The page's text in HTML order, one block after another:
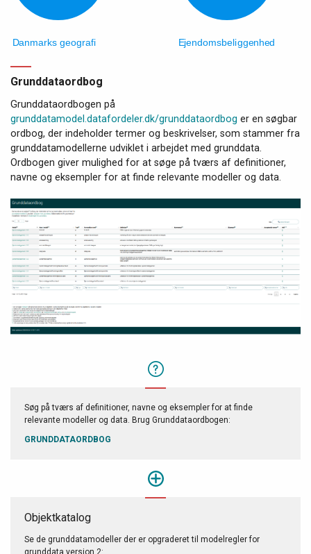
Grunddataordbog
Grunddataordbogen på
grunddatamodel.datafordeler.dk/grunddataordbog er en søgbar
ordbog, der indeholder termer og beskrivelser, som stammer fra
grunddatamodellerne udviklet i arbejdet med grunddata.
Ordbogen giver mulighed for at søge på tværs af definitioner,
navne og eksempler for at finde relevante modeller og data.
Søg på tværs af definitioner, navne og eksempler for at finde
relevante modeller og data. Brug Grunddataordbogen:
GRUNDDATAORDBOG
Objektkatalog
Se de grunddatamodeller der er opgraderet til modelregler for
grunddata version 2: